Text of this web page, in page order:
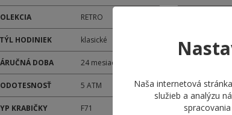
RETRO
HODINIEK klasické
DOBA 24 mesiacov
5 ATM
KRABIČKY F71
TYP
ROZMER
MATERIÁL
Naša internetová
služieb a analýzu